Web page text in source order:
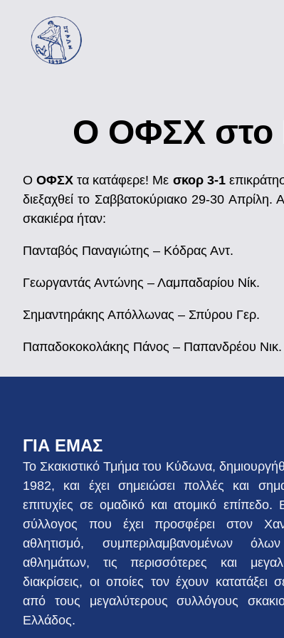
Ο ΟΦΣΧ στο
ΟΟΦΣΧ τα κατάφερε! Με σκορ 3-1
διεξαχθεί το Σαββατοκύριακο 29-30
σκακιέρα ήταν:
Πανταβός Παναγιώτης – Κόδρας
Γεωργαντάς Αντώνης – Λαμπαδαρίου
Σημαντηράκης Απόλλωνας – Σπύρου
Παπαδοκοκολάκης Πάνος – Παπανδρέου
ΓΙΑ ΕΜΑΣ
Το Σκακιστικό Τμήμα του Κύδωνα,
1982, και έχει σημειώσει πολλές και
επιτυχίες σε ομαδικό και ατομικό επίπεδο.
σύλλογος που έχει προσφέρει στον
αθλητισμό, συμπεριλαμβανομένων
αθλημάτων, τις περισσότερες και
διακρίσεις, οι οποίες τον έχουν κατατάξει
από τους μεγαλύτερους συλλόγους
Ελλάδος.